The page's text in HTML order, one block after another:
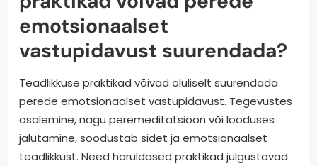
emotsionaalset
vastupidavust suurendada?
Teadlikkuse praktikad võivad oluliselt suurendada
perede emotsionaalset vastupidavust. Tegevustes
osalemine, nagu peremeditatsioon või looduses
jalutamine, soodustab sidet ja emotsionaalset
teadlikkust. Need haruldased praktikad julgustavad